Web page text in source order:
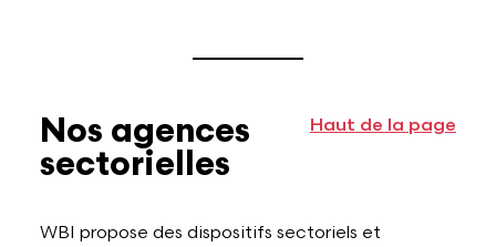
Haut de la page
Nos agences
sectorielles
WBI propose des dispositifs sectoriels et